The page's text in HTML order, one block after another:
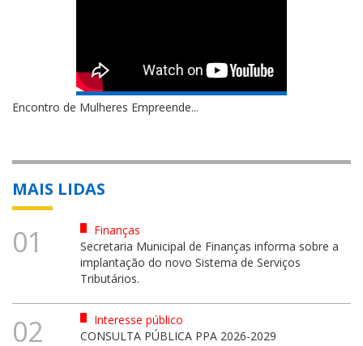
Encontro de Mulheres Empreende...
MAIS LIDAS
01
Finanças
Secretaria Municipal de Finanças informa sobre a
implantação do novo Sistema de Serviços
Tributários.
02
Interesse público
CONSULTA PÚBLICA PPA 2026-2029